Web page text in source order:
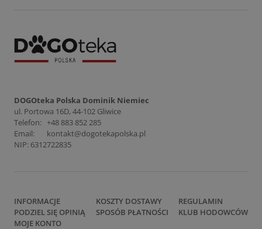
DOGOteka Polska Dominik Niemiec
ul. Portowa 16D, 44-102 Gliwice
Telefon: +48 883 852 285
Email:
kontakt@dogotekapolska.pl
NIP: 6312722835
INFORMACJE
PODZIEL SIĘ OPINIĄ
MOJE KONTO
KOSZTY DOSTAWY
SPOSÓB PŁATNOŚCI
REGULAMIN
KLUB HODOWCÓW